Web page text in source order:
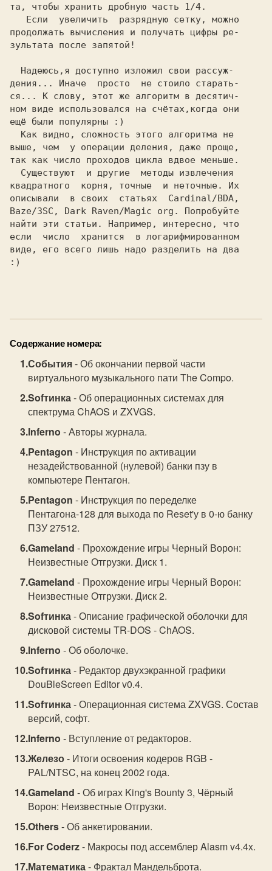
та, чтобы хранить дробную часть 1/4.
продолжать вычисления и получать цифры ре-
зультата после запятой!
  Надеюсь,я доступно изложил свои рассуж-
дения... Иначе  просто  не стоило старать-
ся... К слову, этот же алгоритм в десятич-
ном виде использовался на счётах,когда они
ещё были популярны :)
  Как видно, сложность этого алгоритма не
выше, чем  у операции деления, даже проще,
так как число проходов цикла вдвое меньше.
  Существуют  и другие  методы извлечения
квадратного  корня, точные  и неточные. Их
описывали  в своих  статьях
Cardinal/BDA,
Baze/3SC, Dark Raven/Magic org.
Попробуйте
найти эти статьи. Например, интересно, что
если  число  хранится  в логарифмированном
виде, его всего лишь надо разделить на два
:)
Содержание номера:
События- Об окончании первой части
виртуального музыкального пати The Compo.
Sofтинка- Об операционных системах для
спектрума ChAOS и ZXVGS.
Inferno - Авторы журнала.
Pentagon - Инструкция по активации
незадействованной (нулевой) банки пзу в
компьютере Пентагон.
Pentagon - Инструкция по переделке
Пентагона-128 для выхода по Reset'у в 0-ю банку
ПЗУ 27512.
Gameland - Прохождение игры Черный Ворон:
Неизвестные Отгрузки. Диск 1.
Gameland - Прохождение игры Черный Ворон:
Неизвестные Отгрузки. Диск 2.
Sofтинка- Описание графической оболочки для
дисковой системы TR-DOS - ChAOS.
Inferno - Об оболочке.
Sofтинка- Редактор двухэкранной графики
DouBleScreen Editor v0.4.
Sofтинка- Операционная система ZXVGS. Состав
версий, софт.
Inferno - Вступление от редакторов.
Железо- Итоги освоения кодеров RGB -
PAL/NTSC, на конец 2002 года.
Gameland - Об играх King's Bounty 3, Чёрный
Ворон: Неизвестные Отгрузки.
Others- Об анкетировании.
For Coderz- Макросы под ассемблер Alasm v4.4x.
Математика- Фрактал Мандельброта.